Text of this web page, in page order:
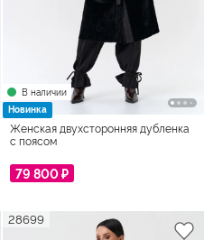
В наличии
Новинка
Женская двухсторонняя дубленка
с поясом
79 800 ₽
28699